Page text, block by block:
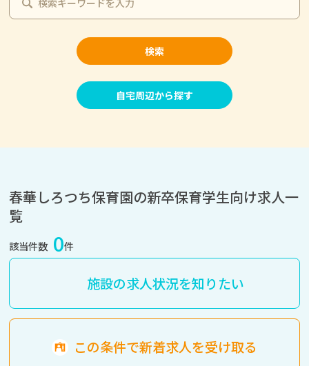
検索
自宅周辺から探す
春華しろつち保育園の新卒保育学生向け求人一
覧
該当件数 0件
施設の求人状況を知りたい
この条件で新着求人を受け取る